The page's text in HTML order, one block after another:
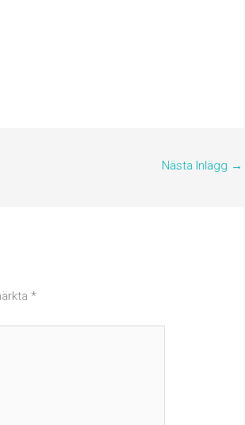
Nästa Inlägg →
*